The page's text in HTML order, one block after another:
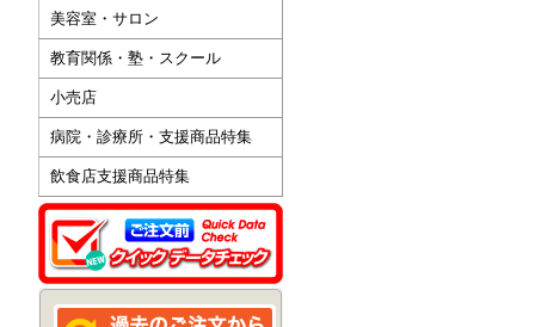
美容室・サロン
教育関係・塾・スクール
小売店
病院・診療所・支援商品特集
飲食店支援商品特集